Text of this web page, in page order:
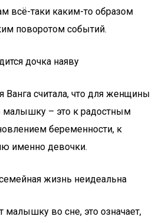
всё-таки каким-то образом
поворотом событий.
дочка наяву
Ванга считала, что для женщины
малышку – это к радостным
беременности, к
именно девочки.
жизнь неидеальна
во сне, это означает,